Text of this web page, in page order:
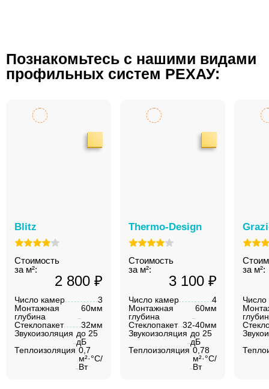
Познакомьтесь с нашими видами
профильных систем РЕХАУ:
Blitz
Стоимость
за м²:
2 800 ₽
Число камер
3
Монтажная
глубина
60мм
Стеклопакет
32мм
Звукоизоляция до 25
дБ
Теплоизоляция 0,7
м²·°C/
Вт
Thermo-Design
Стоимость
за м²:
3 100 ₽
Число камер
4
Монтажная
глубина
60мм
Стеклопакет 32-40мм
Звукоизоляция до 25
дБ
Теплоизоляция 0,78
м²·°C/
Вт
за м²:
Число